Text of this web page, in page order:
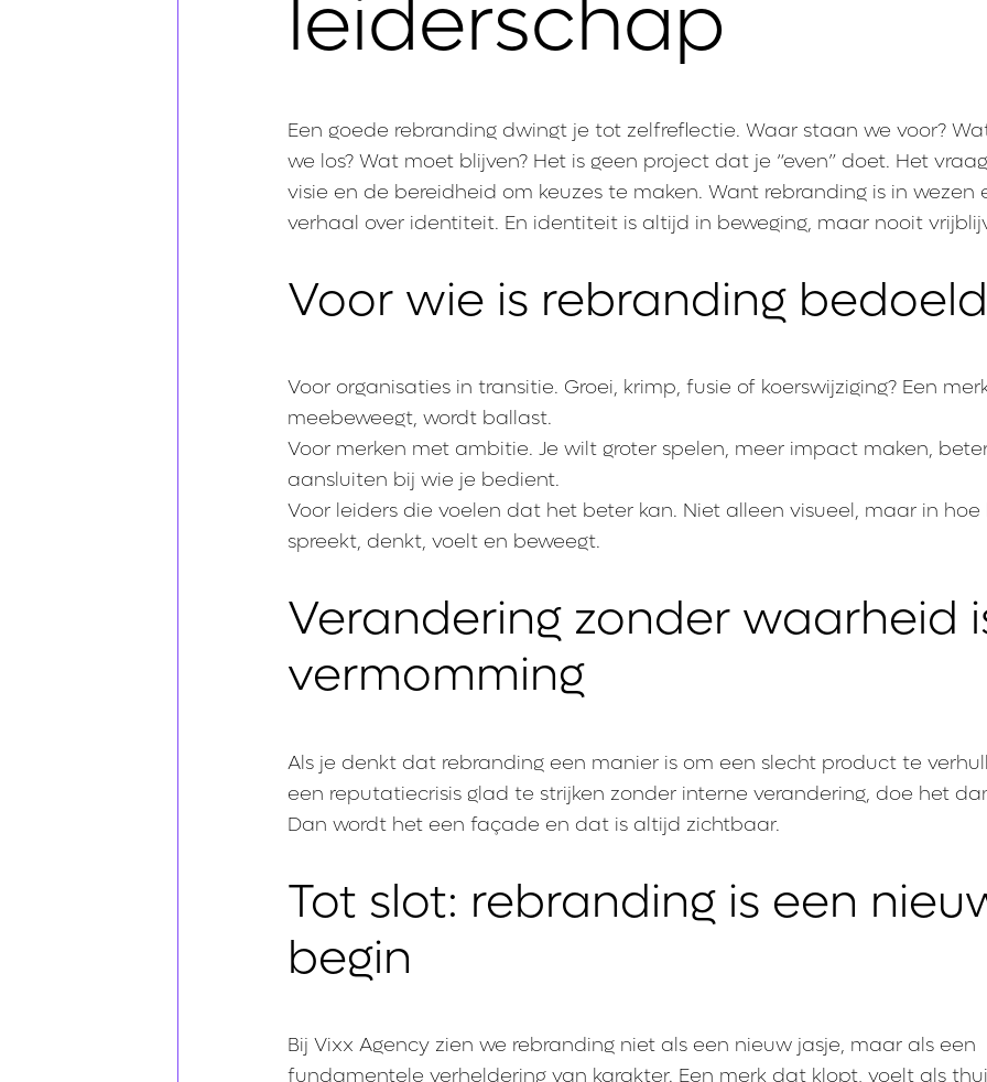
leiderschap
Een goede rebranding dwingt je tot zelfreflectie. Waar staan we voor?
we los? Wat moet blijven? Het is geen project dat je “even” doet. Het
visie en de bereidheid om keuzes te maken. Want rebranding is in wezen
verhaal over identiteit. En identiteit is altijd in beweging, maar nooit
Voor wie is rebranding
Voor organisaties in transitie. Groei, krimp, fusie of koerswijziging? Een
meebeweegt, wordt ballast.
Voor merken met ambitie. Je wilt groter spelen, meer impact maken,
aansluiten bij wie je bedient.
Voor leiders die voelen dat het beter kan. Niet alleen visueel, maar in hoe
spreekt, denkt, voelt en beweegt.
Verandering zonder waarheid
vermomming
Als je denkt dat rebranding een manier is om een slecht product te
een reputatiecrisis glad te strijken zonder interne verandering, doe het
Dan wordt het een façade en dat is altijd zichtbaar.
Tot slot: rebranding is een
begin
Bij Vixx Agency zien we rebranding niet als een nieuw jasje, maar als een
fundamentele verheldering van karakter. Een merk dat klopt, voelt als